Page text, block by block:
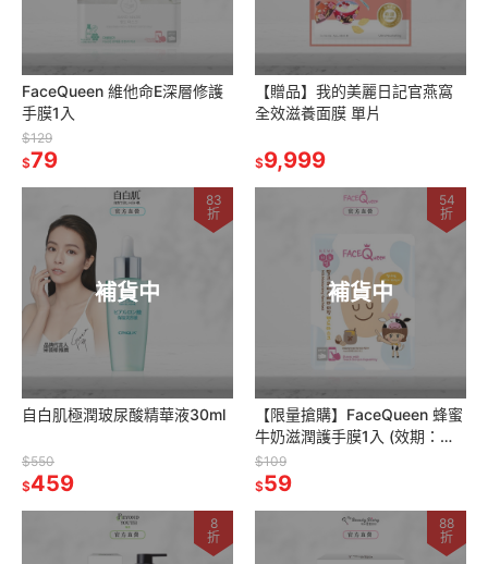
FaceQueen 維他命E深層修護
手膜1入
$129
$79
【贈品】我的美麗日記官燕窩
全效滋養面膜 單片
$9,999
補貨中
83
折
自白肌極潤玻尿酸精華液30ml
$550
$459
補貨中
54
折
【限量搶購】FaceQueen 蜂蜜
牛奶滋潤護手膜1入 (效期：
2026/02/01)
$109
$59
8
折
88
折